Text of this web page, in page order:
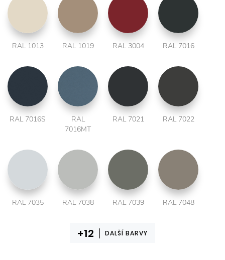
RAL 1013 RAL 1019 RAL 3004 RAL 7016
RAL 7016S
RAL
7016MT
RAL 7021 RAL 7022
RAL 7035 RAL 7038 RAL 7039 RAL 7048
DALŠÍ BARVY